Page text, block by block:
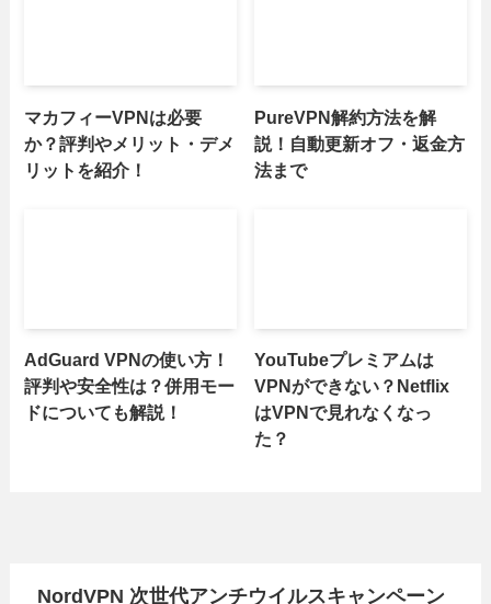
マカフィーVPNは必要
か？評判やメリット・デメ
リットを紹介！
PureVPN解約方法を解
説！自動更新オフ・返金方
法まで
AdGuard VPNの使い方！
評判や安全性は？併用モー
ドについても解説！
YouTubeプレミアムは
VPNができない？Netflix
はVPNで見れなくなっ
た？
NordVPN 次世代アンチウイルスキャンペーン